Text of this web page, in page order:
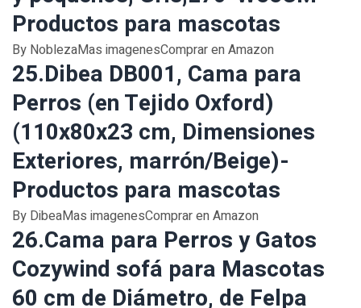
Productos para mascotas
By NoblezaMas imagenesComprar en Amazon
25.Dibea DB001, Cama para
Perros (en Tejido Oxford)
(110x80x23 cm, Dimensiones
Exteriores, marrón/Beige)-
Productos para mascotas
By DibeaMas imagenesComprar en Amazon
26.Cama para Perros y Gatos
Cozywind sofá para Mascotas
60 cm de Diámetro, de Felpa